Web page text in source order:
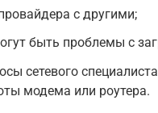
с другими;
быть проблемы с
сетевого
модема или роутера.